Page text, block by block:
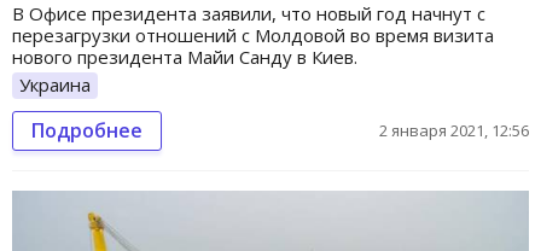
В Офисе президента заявили, что новый год начнут с
перезагрузки отношений с Молдовой во время визита
нового президента Майи Санду в Киев.
Украина
Подробнее 2 января 2021, 12:56